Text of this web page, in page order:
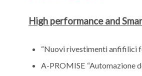
High performance and
“Nuovi rivestimenti anfifilici
A-PROMISE “Automazione